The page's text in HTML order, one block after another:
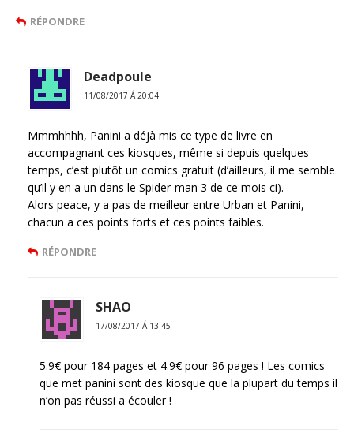
RÉPONDRE
Deadpoule
11/08/2017 Á 20:04
Mmmhhhh, Panini a déjà mis ce type de livre en
accompagnant ces kiosques, même si depuis quelques
temps, c’est plutôt un comics gratuit (d’ailleurs, il me semble
qu’il y en a un dans le Spider-man 3 de ce mois ci).
Alors peace, y a pas de meilleur entre Urban et Panini,
chacun a ces points forts et ces points faibles.
RÉPONDRE
SHAO
17/08/2017 Á 13:45
5.9€ pour 184 pages et 4.9€ pour 96 pages ! Les comics
que met panini sont des kiosque que la plupart du temps il
n’on pas réussi a écouler !